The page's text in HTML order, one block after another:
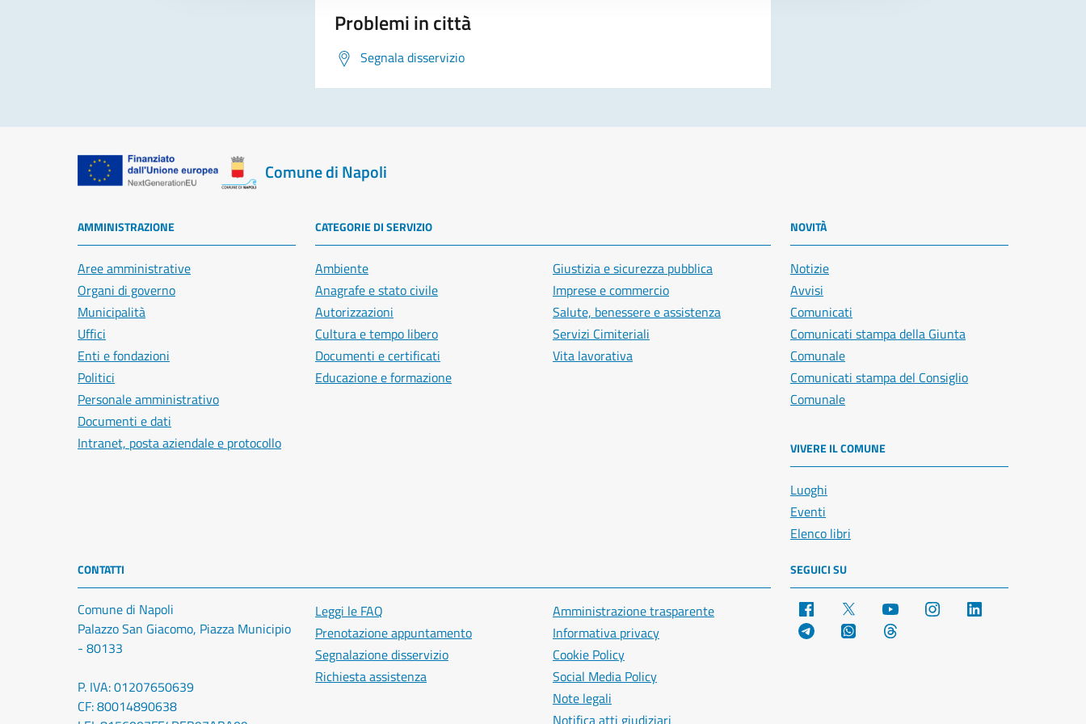
Problemi in città
Segnala disservizio
Comune di Napoli
AMMINISTRAZIONE
Aree amministrative
Organi di governo
Municipalità
Uffici
Enti e fondazioni
Politici
Personale amministrativo
Documenti e dati
Intranet, posta aziendale e protocollo
CATEGORIE DI SERVIZIO
Ambiente
Anagrafe e stato civile
Autorizzazioni
Cultura e tempo libero
Documenti e certificati
Educazione e formazione
Giustizia e sicurezza pubblica
Imprese e commercio
Salute, benessere e assistenza
Servizi Cimiteriali
Vita lavorativa
NOVITÀ
Notizie
Avvisi
Comunicati
Comunicati stampa della Giunta
Comunale
Comunicati stampa del Consiglio
Comunale
VIVERE IL COMUNE
Luoghi
Eventi
Elenco libri
CONTATTI
Comune di Napoli
Palazzo San Giacomo, Piazza Municipio
- 80133
P. IVA: 01207650639
CF: 80014890638
Leggi le FAQ
Prenotazione appuntamento
Segnalazione disservizio
Richiesta assistenza
Amministrazione trasparente
Informativa privacy
Cookie Policy
Social Media Policy
Note legali
SEGUICI SU
Facebook YouTube Instagram
Telegram WhatsApp